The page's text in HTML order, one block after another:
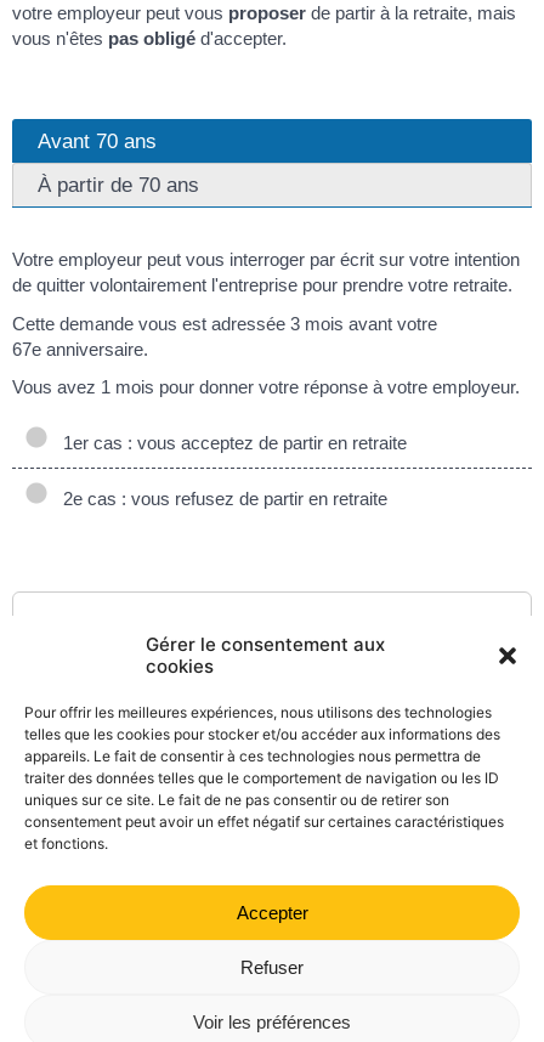
Gérer le consentement aux
cookies
Pour offrir les meilleures expériences, nous utilisons des technologies
telles que les cookies pour stocker et/ou accéder aux informations des
appareils. Le fait de consentir à ces technologies nous permettra de
traiter des données telles que le comportement de navigation ou les ID
uniques sur ce site. Le fait de ne pas consentir ou de retirer son
consentement peut avoir un effet négatif sur certaines caractéristiques
et fonctions.
Accepter
Refuser
Voir les préférences
votre employeur peut vous proposer de partir à la retraite, mais
vous n'êtes pas obligé d'accepter.
Avant 70 ans
À partir de 70 ans
Votre employeur peut vous interroger par écrit sur votre intention
de quitter volontairement l'entreprise pour prendre votre retraite.
Cette demande vous est adressée 3 mois avant votre
67e anniversaire.
Vous avez 1 mois pour donner votre réponse à votre employeur.
1er cas : vous acceptez de partir en retraite
2e cas : vous refusez de partir en retraite
Questions ? Réponses !
À quelles indemnités de départ en retraite peut
prétendre un salarié ?
© Direction de l'information légale et administrative
comarquage developpé par
21 40 70